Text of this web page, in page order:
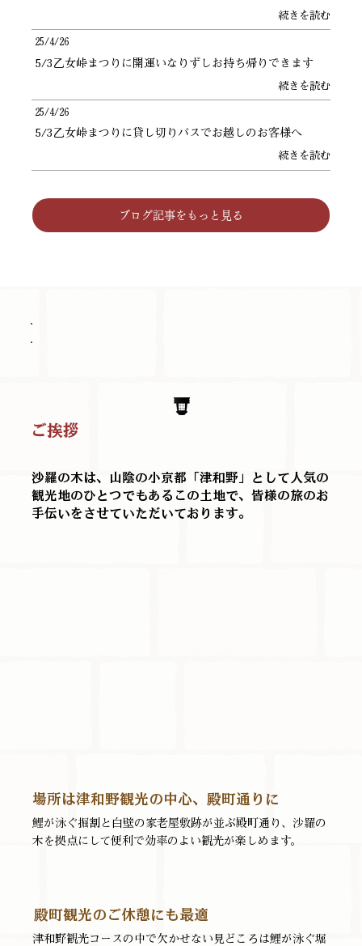
続きを読む
25/4/26
5/3乙女峠まつりに開運いなりずしお持ち帰りできます
続きを読む
25/4/26
5/3乙女峠まつりに貸し切りバスでお越しのお客様へ
続きを読む
ブログ記事をもっと見る
ご挨拶
沙羅の木は、山陰の小京都「津和野」として人気の
観光地のひとつでもあるこの土地で、皆様の旅のお
手伝いをさせていただいております。
場所は津和野観光の中心、殿町通りに
鯉が泳ぐ掘割と白壁の家老屋敷跡が並ぶ殿町通り、沙羅の
木を拠点にして便利で効率のよい観光が楽しめます。
殿町観光のご休憩にも最適
津和野観光コースの中で欠かせない見どころは鯉が泳ぐ堀